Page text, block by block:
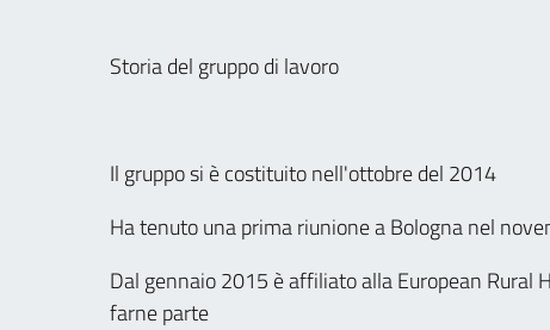
Storia del gruppo di lavoro
Il gruppo si è costituito nell'ottobre del 2014
Ha tenuto una prima riunione a Bologna nel
Dal gennaio 2015 è affiliato alla European Rural
farne parte